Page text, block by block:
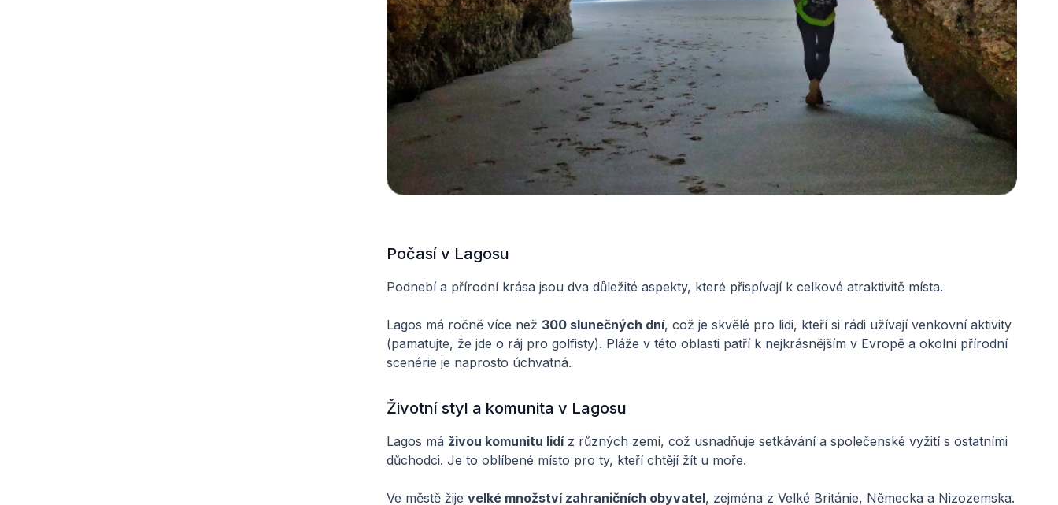
Počasí v Lagosu
Podnebí a přírodní krása jsou dva důležité aspekty, které přispívají k celkové atraktivitě místa.
Lagos má ročně více než 300 slunečných dní, což je skvělé pro lidi, kteří si rádi užívají venkovní aktivity
(pamatujte, že jde o ráj pro golfisty). Pláže v této oblasti patří k nejkrásnějším v Evropě a okolní přírodní
scenérie je naprosto úchvatná.
Životní styl a komunita v Lagosu
Lagos má živou komunitu lidíz různých zemí, což usnadňuje setkávání a společenské vyžití s ostatními
důchodci. Je to oblíbené místo pro ty, kteří chtějí žít u moře.
Ve městě žijevelké množství zahraničních obyvatel, zejména z Velké Británie, Německa a Nizozemska.